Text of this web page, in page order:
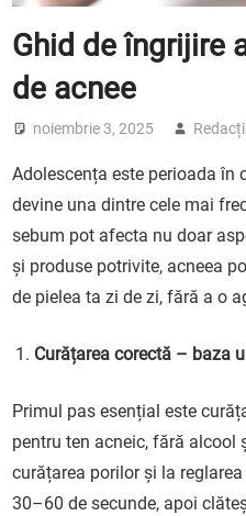
Ghid de îngrijire
de acnee
noiembrie 3, 2025
Adolescența este perioada în
devine una dintre cele mai
sebum pot afecta nu doar
și produse potrivite, acneea
de pielea ta zi de zi, fără a o
Curățarea corectă – baza
Primul pas esențial este
pentru ten acneic, fără alcool
curățarea porilor și la
30–60 de secunde, apoi